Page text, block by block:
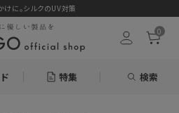
けに。シルクのUV対策
0
特集 検索